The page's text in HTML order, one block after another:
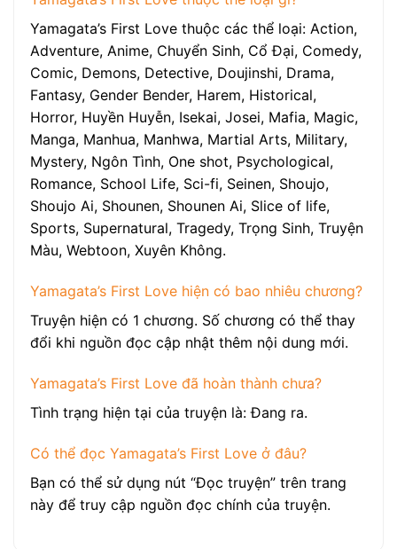
Yamagata’s First Love thuộc các thể loại: Action,
Adventure, Anime, Chuyển Sinh, Cổ Đại, Comedy,
Comic, Demons, Detective, Doujinshi, Drama,
Fantasy, Gender Bender, Harem, Historical,
Horror, Huyền Huyễn, Isekai, Josei, Mafia, Magic,
Manga, Manhua, Manhwa, Martial Arts, Military,
Mystery, Ngôn Tình, One shot, Psychological,
Romance, School Life, Sci-fi, Seinen, Shoujo,
Shoujo Ai, Shounen, Shounen Ai, Slice of life,
Sports, Supernatural, Tragedy, Trọng Sinh, Truyện
Màu, Webtoon, Xuyên Không.
Yamagata’s First Love hiện có bao nhiêu chương?
Truyện hiện có 1 chương. Số chương có thể thay
đổi khi nguồn đọc cập nhật thêm nội dung mới.
Yamagata’s First Love đã hoàn thành chưa?
Tình trạng hiện tại của truyện là: Đang ra.
Có thể đọc Yamagata’s First Love ở đâu?
Bạn có thể sử dụng nút “Đọc truyện” trên trang
này để truy cập nguồn đọc chính của truyện.